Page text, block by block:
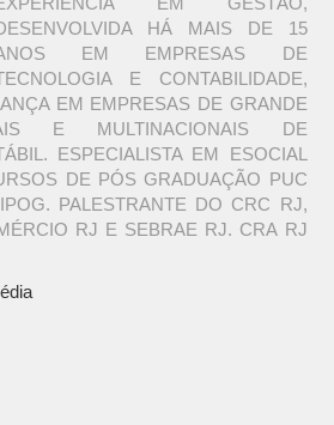
HÁ MAIS DE 15
EM EMPRESAS DE
E CONTABILIDADE,
EM EMPRESAS DE GRANDE
E MULTINACIONAIS DE
ESPECIALISTA EM ESOCIAL
DE PÓS GRADUAÇÃO PUC
PALESTRANTE DO CRC RJ,
RJ E SEBRAE RJ. CRA RJ